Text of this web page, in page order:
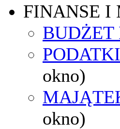
FINANSE I
okno)
okno)